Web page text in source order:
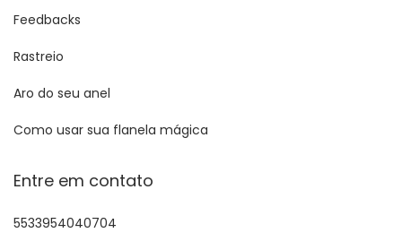
Feedbacks
Rastreio
Aro do seu anel
Como usar sua flanela mágica
Entre em contato
5533954040704